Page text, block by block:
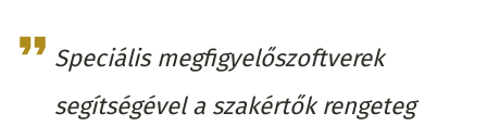
Speciális megfigyelőszoftverek
segítségével a szakértők rengeteg